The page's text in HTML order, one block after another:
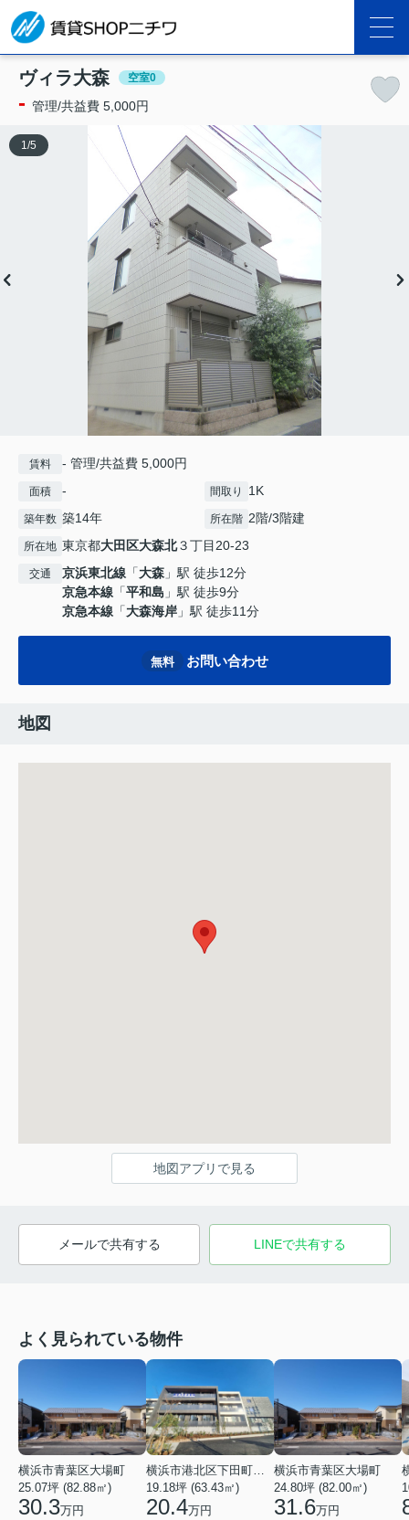
ヴィラ大森 空室0
- 管理/共益費 5,000円
1 /5
賃料 - 管理/共益費 5,000円
面積 - 間取り 1K
築年数 築14年 所在階 2階/3階建
所在地 東京都大田区大森北３丁目20-23
交通 京浜東北線 「大森 」駅 徒歩12分
京急本線 「平和島 」駅 徒歩9分
京急本線 「大森海岸 」駅 徒歩11分
無料 お問い合わせ
地図
地図アプリで見る
メールで共有する LINEで共有する
よく見られている物件
横浜市青葉区大場町
25.07坪 (82.88㎡)
30.3万円
19.18坪 (63.43㎡)
20.4万円
横浜市青葉区大場町
24.80坪 (82.00㎡)
31.6万円